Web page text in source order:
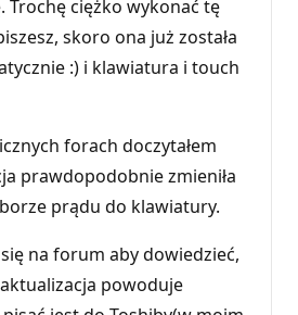
Trochę ciężko wykonać tę
skoro ona już została
:) i klawiatura i touch
forach doczytałem
prawdopodobnie zmieniła
prądu do klawiatury.
na forum aby dowiedzieć,
powoduje